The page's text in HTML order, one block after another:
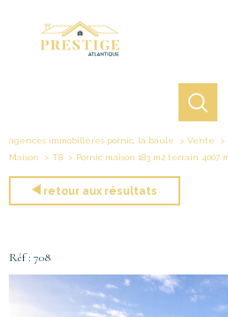
agences immobilières pornic, la baule Vente
Maison
T8 Pornic maison 183 m2 terrain 4007
retour aux résultats
Réf : 708